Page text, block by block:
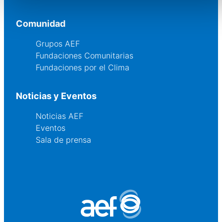
Comunidad
Grupos AEF
Fundaciones Comunitarias
Fundaciones por el Clima
Noticias y Eventos
Noticias AEF
Eventos
Sala de prensa